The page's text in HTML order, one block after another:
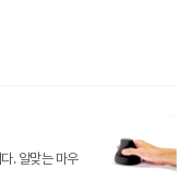
. 알맞는 마우